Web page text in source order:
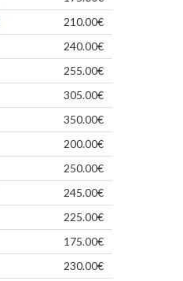
210.00€
240.00€
255.00€
305.00€
350.00€
200.00€
250.00€
245.00€
225.00€
175.00€
230.00€